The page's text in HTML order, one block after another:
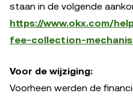
staan in de volgende
https://www.okx.com/
fee-collection-
Voor de wijziging:
Voorheen werden de